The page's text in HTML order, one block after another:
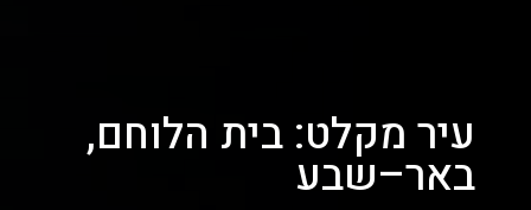
עיר מקלט: בית הלוחם,
באר–שבע